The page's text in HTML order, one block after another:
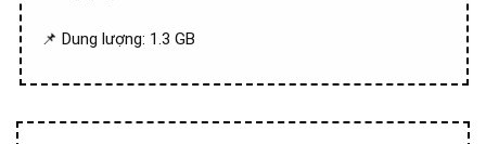
📌 Dung lượng: 1.3 GB